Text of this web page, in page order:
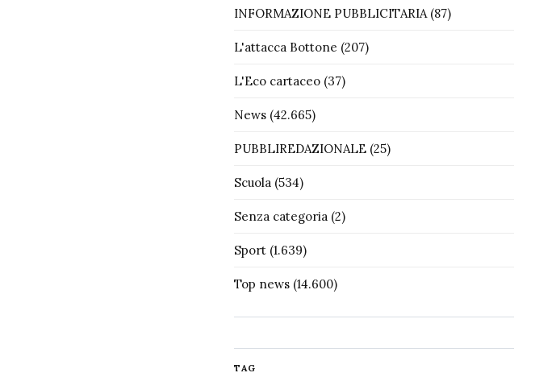
INFORMAZIONE PUBBLICITARIA(87)
L'attacca Bottone (207)
L'Eco cartaceo(37)
News(42.665)
PUBBLIREDAZIONALE(25)
Scuola(534)
Senza categoria(2)
Sport(1.639)
Top news(14.600)
TAG